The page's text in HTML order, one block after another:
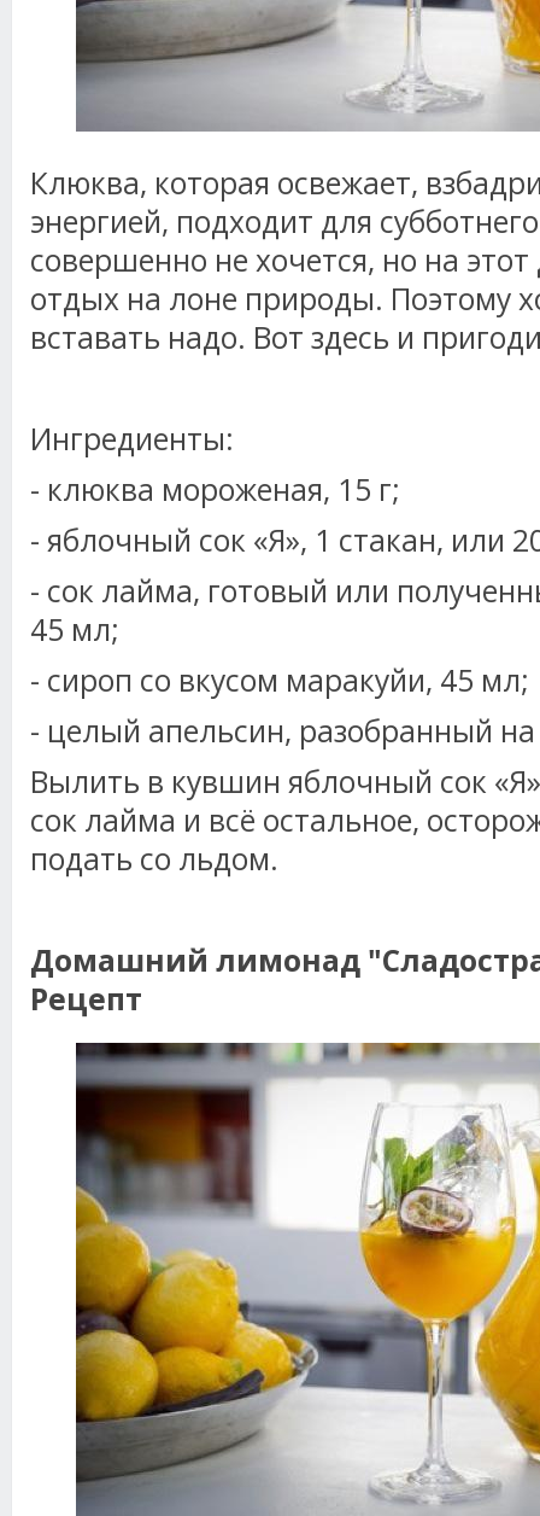
Клюква, которая освежает,
энергией, подходит для
совершенно не хочется, но на
отдых на лоне природы. Поэтому
вставать надо. Вот здесь и
Ингредиенты:
- клюква мороженая, 15 г;
- яблочный сок «Я», 1 стакан, или
- сок лайма, готовый или
45 мл;
- сироп со вкусом маракуйи, 45 мл;
- целый апельсин, разобранный
Вылить в кувшин яблочный сок
сок лайма и всё остальное,
подать со льдом.
Домашний лимонад
Рецепт